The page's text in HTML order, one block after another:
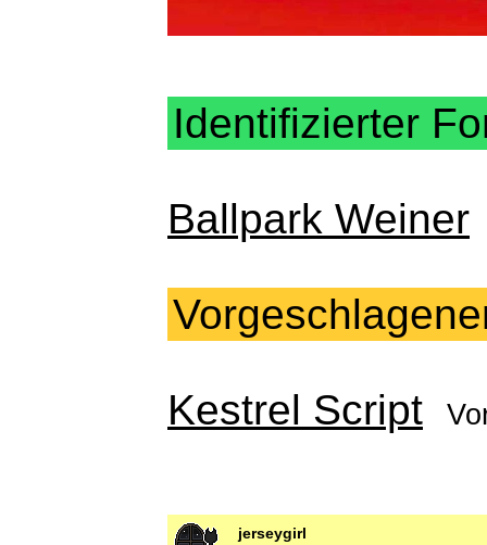
Identifizierter
Ballpark Weiner
Kestrel Script
jerseygirl